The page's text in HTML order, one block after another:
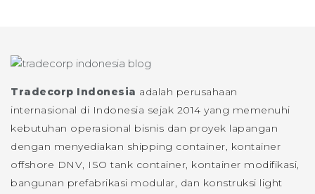
Tradecorp Indonesia adalah perusahaan
internasional di Indonesia sejak 2014 yang memenuhi
kebutuhan operasional bisnis dan proyek lapangan
dengan menyediakan shipping container, kontainer
offshore DNV, ISO tank container, kontainer modifikasi,
bangunan prefabrikasi modular, dan konstruksi light